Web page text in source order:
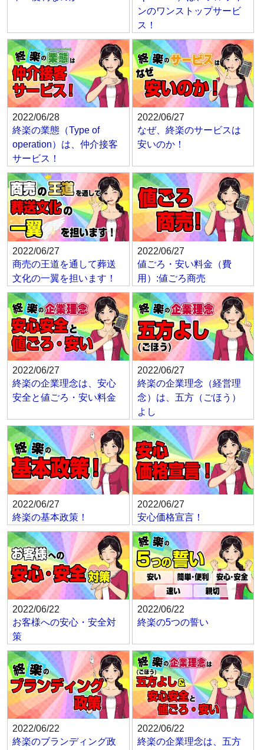
ンのワンストップサービ
ス！
2022/06/28
終楽の業態（Type of
operation）は、仲介接客
サービス！
2022/06/27
なぜ、終楽のサービスは
安いのか！
2022/06/27
商売の王道を通して葬送
文化の一翼を担います！
2022/06/27
値ごろ・安い料金（費
用）:値ごろ商売
2022/06/27
終楽の企業理念は、安心
安全と値ごろ・安い料金
2022/06/27
終楽の企業理念（経営理
念）は、五方（ごほう）
よし
2022/06/27
終楽の基本政策！
2022/06/27
安心価格宣言！
2022/06/22
お客様への安心・安全対
策
2022/06/22
終楽の5つの誓い
2022/06/22
終楽のブランディング政
2022/06/22
終楽の企業理念は、五方